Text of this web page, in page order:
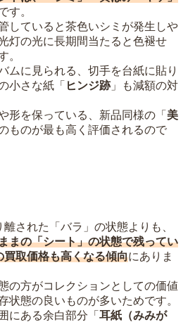
す。
していると茶色いシミが発生しや
灯の光に長期間当たると色褪せ
。
ムに見られる、切手を台紙に貼り
小さな紙「 ヒンジ跡」も減額の対
形を保っている、新品同様の「 美
ものが最も高く評価されるので
された「バラ」の状態よりも、
まの「シート」の状態で残ってい
取価格も高くなる傾向にありま
の方がコレクションとしての価値
状態の良いものが多いためです。
にある余白部分「 耳紙（みみが